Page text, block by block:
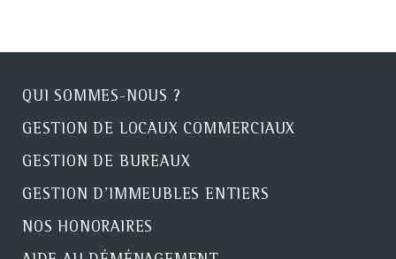
QUI SOMMES-NOUS ?
GESTION DE LOCAUX COMMERCIAUX
GESTION DE BUREAUX
GESTION D'IMMEUBLES ENTIERS
NOS HONORAIRES